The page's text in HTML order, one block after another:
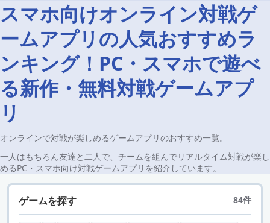
スマホ向けオンライン対戦ゲ
ームアプリの人気おすすめラ
ンキング！PC・スマホで遊べ
る新作・無料対戦ゲームアプ
リ
オンラインで対戦が楽しめるゲームアプリのおすすめ一覧。
一人はもちろん友達と二人で、チームを組んでリアルタイム対戦が楽し
めるPC・スマホ向け対戦ゲームアプリを紹介しています。
ゲームを探す 84件